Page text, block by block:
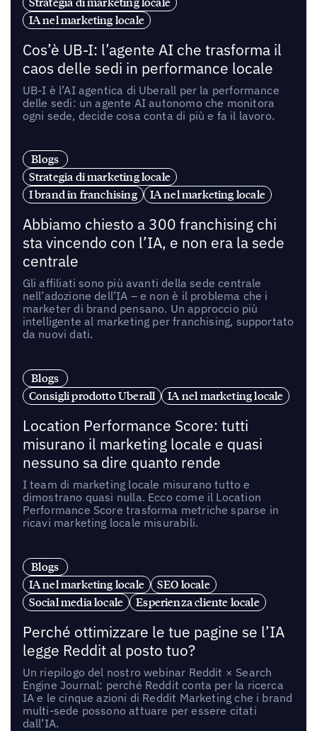
IA nel marketing locale
Cos’è UB-I: l’agente AI che trasforma il
caos delle sedi in performance locale
UB-I è l’AI agentica di Uberall per la performance
delle sedi: un agente AI autonomo che monitora
ogni sede, decide cosa conta di più e fa il lavoro.
Blogs
Strategia di marketing locale
I brand in franchising
IA nel marketing locale
Abbiamo chiesto a 300 franchising chi
sta vincendo con l’IA, e non era la sede
centrale
Gli affiliati sono più avanti della sede centrale
nell’adozione dell’IA – e non è il problema che i
marketer di brand pensano. Un approccio più
intelligente al marketing per franchising, supportato
da nuovi dati.
Blogs
Consigli prodotto Uberall
IA nel marketing locale
Location Performance Score: tutti
misurano il marketing locale e quasi
nessuno sa dire quanto rende
I team di marketing locale misurano tutto e
dimostrano quasi nulla. Ecco come il Location
Performance Score trasforma metriche sparse in
ricavi marketing locale misurabili.
Blogs
IA nel marketing locale
SEO locale
Social media locale
Esperienza cliente locale
Perché ottimizzare le tue pagine se l’IA
legge Reddit al posto tuo?
Un riepilogo del nostro webinar Reddit × Search
Engine Journal: perché Reddit conta per la ricerca
IA e le cinque azioni di Reddit Marketing che i brand
multi-sede possono attuare per essere citati
dall’IA.